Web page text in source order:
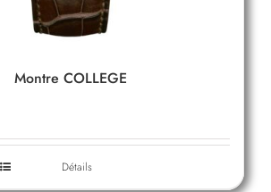
Montre COLLEGE
Détails